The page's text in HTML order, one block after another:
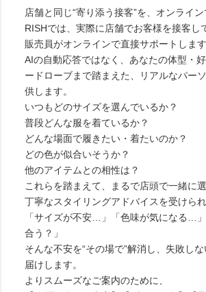
店舗と同じ“寄り添う接客”を、オンライン
RISHでは、実際に店舗でお客様を接客し
販売員がオンラインで直接サポートします
AIの自動応答ではなく、あなたの体型・
ードローブまで踏まえた、リアルなパー
供します。
いつもどのサイズを選んでいるか？
普段どんな服を着ているか？
どんな場面で履きたい・着たいのか？
どの色が似合いそうか？
他のアイテムとの相性は？
これらを踏まえて、まるで店頭で一緒に
丁寧なスタイリングアドバイスを受けられ
「サイズが不安…」「色味が気になる…
合う？」
そんな不安を“その場で”解消し、失敗し
届けします。
よりスムーズなご案内のために、